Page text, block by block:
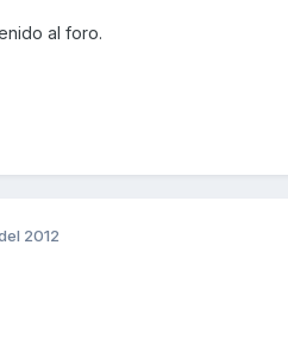
al foro.
2012